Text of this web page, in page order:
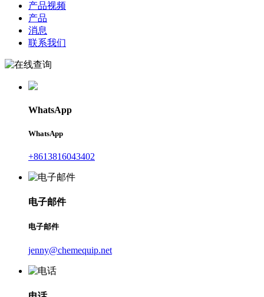
产品视频
产品
消息
联系我们
WhatsApp
WhatsApp
+8613816043402
电子邮件
电子邮件
jenny@chemequip.net